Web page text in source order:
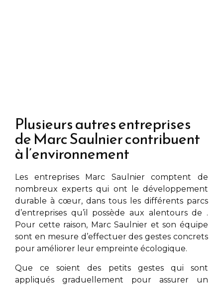
Plusieurs autres entreprises
de Marc Saulnier contribuent
à l’environnement
Les entreprises Marc Saulniercomptent de
nombreux experts qui ont le développement
durable à cœur, dans tous les différents parcs
d’entreprises qu’il possède aux alentours de .
Pour cette raison, Marc Saulnier et son équipe
sont en mesure d’effectuer des gestes concrets
pour améliorer leur empreinte écologique.
Que ce soient des petits gestes qui sont
appliqués graduellement pour assurer un